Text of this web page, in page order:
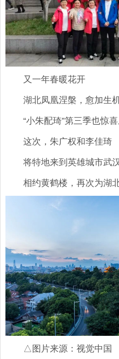
又一年春暖花开
湖北凤凰涅槃，愈加生
“小朱配琦”第三季也惊喜
这次，朱广权和李佳琦
将特地来到英雄城市武
相约黄鹤楼，再次为湖北
△图片来源：视觉中国